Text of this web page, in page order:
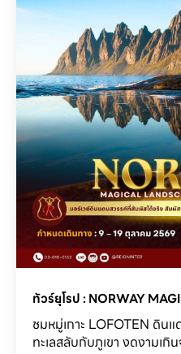
ชมหมู่เกาะ LOFOTEN ดิน
ทะเลสลับกับภูเขา งดงามเกิ